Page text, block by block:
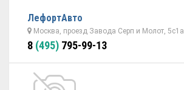
ЛефортАвто
Москва, проезд Завода Серп и Молот, 5с1а
8 (495) 795-99-13